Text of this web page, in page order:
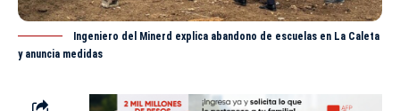
Ingeniero del Minerd explica abandono de escuelas en La Caleta
y anuncia medidas